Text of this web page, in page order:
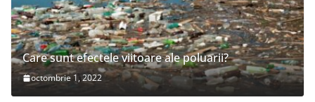
Care sunt efectele viitoare ale poluarii?
octombrie 1, 2022